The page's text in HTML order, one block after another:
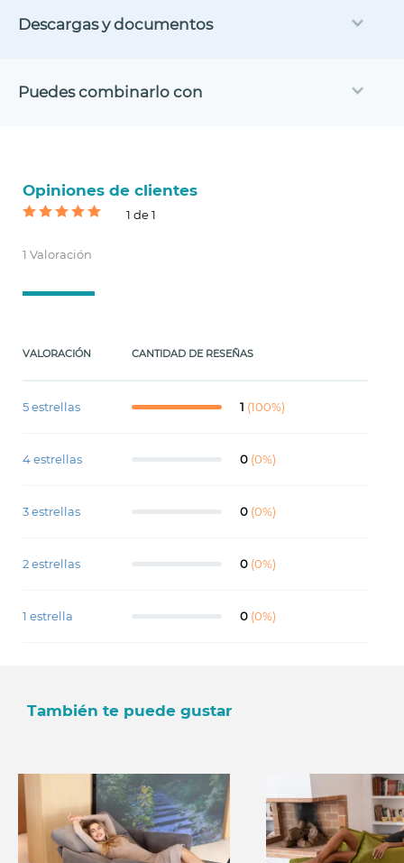
Descargas y documentos
Puedes combinarlo con
Opiniones de clientes
1 de 1
1 Valoración
VALORACIÓN CANTIDAD DE RESEÑAS
5 estrellas 1 (100%)
4 estrellas 0 (0%)
3 estrellas 0 (0%)
2 estrellas 0 (0%)
1 estrella 0 (0%)
También te puede gustar